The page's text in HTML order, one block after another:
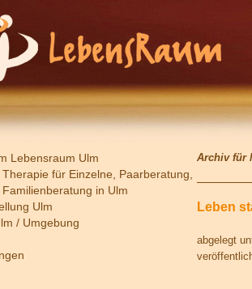
Archiv für
Leben
abgelegt
Lebensraum Ulm
für Einzelne, Paarberatung,
in Ulm
Ulm
/ Umgebung